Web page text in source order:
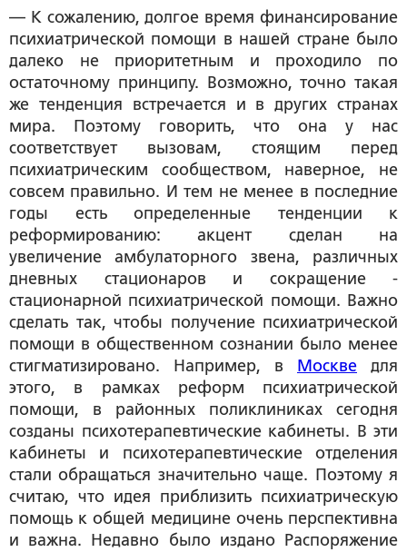
— К сожалению, долгое время финансирование
психиатрической помощи в нашей стране было
далеко не приоритетным и проходило по
остаточному принципу. Возможно, точно такая
же тенденция встречается и в других странах
мира. Поэтому говорить, что она у нас
соответствует вызовам, стоящим перед
психиатрическим сообществом, наверное, не
совсем правильно. И тем не менее в последние
годы есть определенные тенденции к
реформированию: акцент сделан на
увеличение амбулаторного звена, различных
дневных стационаров и сокращение ­
стационарной психиатрической помощи. Важно
сделать так, чтобы получение психиатрической
помощи в общественном сознании было менее
стигматизировано. Например, в
Москве для
этого, в рамках реформ психиатрической
помощи, в районных поликлиниках сегодня
созданы психотерапевтические кабинеты. В эти
кабинеты и психотерапевтические отделения
стали обращаться значительно чаще. Поэтому я
считаю, что идея приблизить психиатрическую
помощь к общей медицине очень перспективна
и важна. Недавно было издано Распоряжение